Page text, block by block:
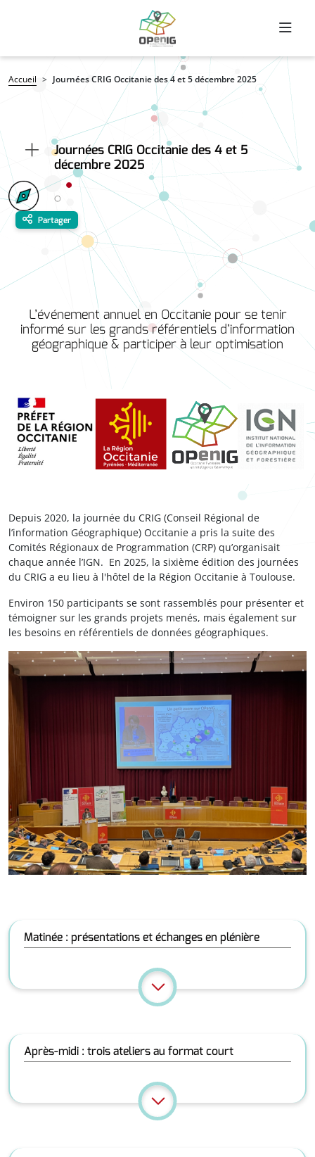
Fil d'Ariane
Accueil Journées CRIG Occitanie des 4 et 5 décembre 2025
Journées CRIG Occitanie des 4 et 5
décembre 2025
Partager
L’événement annuel en Occitanie pour se tenir
informé sur les grands référentiels d’information
géographique & participer à leur optimisation
Depuis 2020, la journée du CRIG (Conseil Régional de
l’information Géographique) Occitanie a pris la suite des
Comités Régionaux de Programmation (CRP) qu’organisait
chaque année l’IGN. En 2025, la sixième édition des journées
du CRIG a eu lieu à l'hôtel de la Région Occitanie à Toulouse.
Environ 150 participants se sont rassemblés pour présenter et
témoigner sur les grands projets menés, mais également sur
les besoins en référentiels de données géographiques.
Matinée : présentations et échanges en plénière
Après-midi : trois ateliers au format court